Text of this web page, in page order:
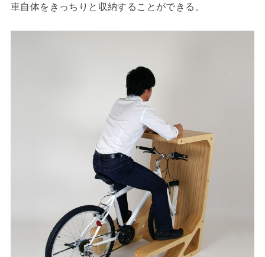
車自体をきっちりと収納することができる。